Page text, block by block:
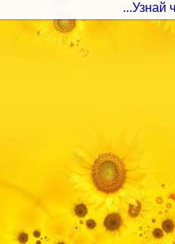
...Узнай